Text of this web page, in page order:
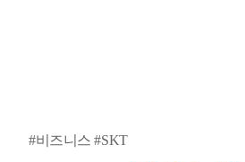
#비즈니스 #SKT